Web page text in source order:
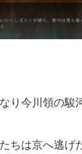
り今川領の駿
ちは京へ逃げ